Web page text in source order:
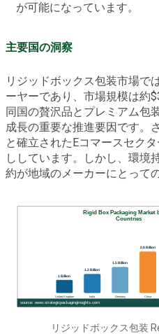
が可能になっています。
主要国の洞察
リジッドボックス包装市場で
ーヤーであり、市場規模は約
同国の贅沢品とプレミアム包
成長の重要な推進要因です。
と確立されたEコマースセク
ししています。しかし、環境
約が地域のメーカーにとって
リジッドボックス包装